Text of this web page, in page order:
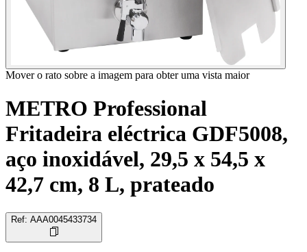
Mover o rato sobre a imagem para obter uma vista maior
METRO Professional
Fritadeira eléctrica GDF5008,
aço inoxidável, 29,5 x 54,5 x
42,7 cm, 8 L, prateado
Ref: AAA0045433734